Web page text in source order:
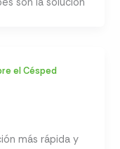
el Césped
más rápida y